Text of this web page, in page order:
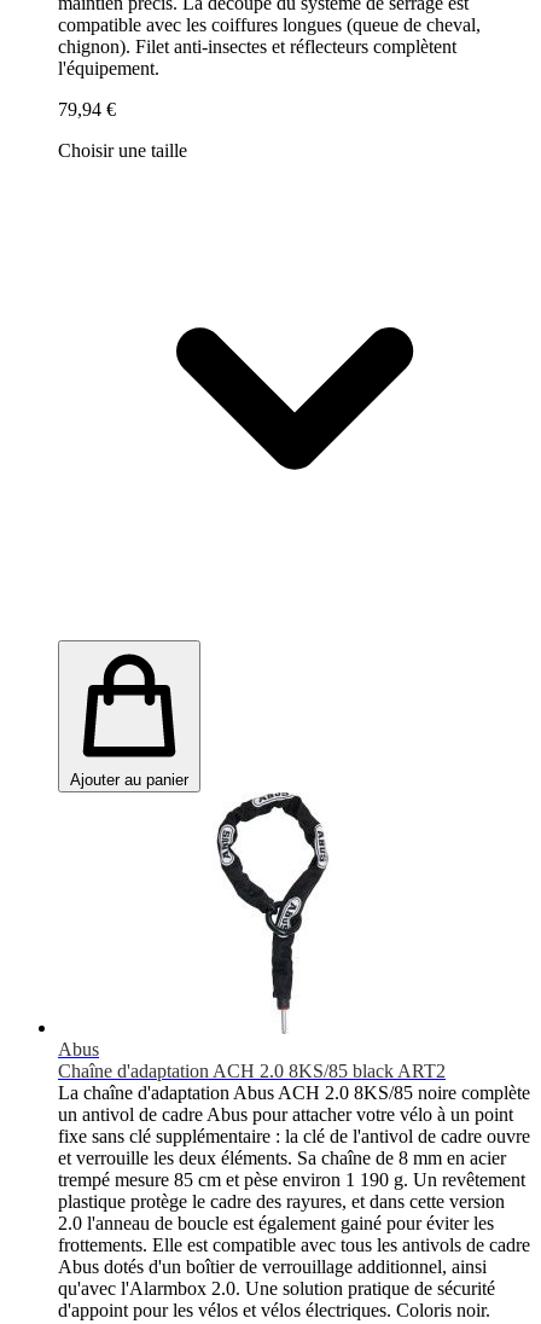
compatible avec les coiffures longues (queue de cheval,
chignon). Filet anti-insectes et réflecteurs complètent
l'équipement.
79,94 €
Choisir une taille
Ajouter au panier
Abus
Chaîne d'adaptation ACH 2.0 8KS/85 black ART2
La chaîne d'adaptation Abus ACH 2.0 8KS/85 noire complète
un antivol de cadre Abus pour attacher votre vélo à un point
fixe sans clé supplémentaire : la clé de l'antivol de cadre ouvre
et verrouille les deux éléments. Sa chaîne de 8 mm en acier
trempé mesure 85 cm et pèse environ 1 190 g. Un revêtement
plastique protège le cadre des rayures, et dans cette version
2.0 l'anneau de boucle est également gainé pour éviter les
frottements. Elle est compatible avec tous les antivols de cadre
Abus dotés d'un boîtier de verrouillage additionnel, ainsi
qu'avec l'Alarmbox 2.0. Une solution pratique de sécurité
d'appoint pour les vélos et vélos électriques. Coloris noir.